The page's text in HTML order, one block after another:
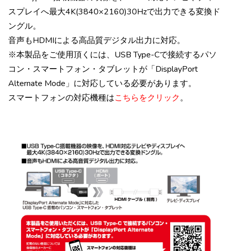
スプレイへ最大4K(3840×2160)30Hzで出力できる変換ド
ングル。
音声もHDMIによる高品質デジタル出力に対応。
※本製品をご使用頂くには、USB Type-Cで接続するパソ
コン・スマートフォン・タブレットが「DisplayPort
Alternate Mode」に対応している必要があります。
スマートフォンの対応機種はこちらをクリック。